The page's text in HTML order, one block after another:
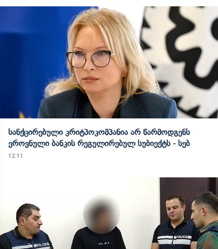
სანქცირებული კრიტპოკომპანია არ წარმოდგენს
ეროვნული ბანკის რეგულირებულ სუბიექტს - სებ
12:11